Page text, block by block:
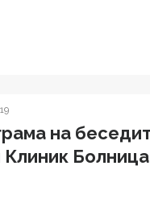
на
Клиник